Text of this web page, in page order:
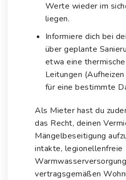
Werte wieder im
liegen.
Informiere dich bei
über geplante
etwa eine
Leitungen
für eine bestimmte
Als Mieter hast du
das Recht, deinen
Mängelbeseitigung
intakte, legionellenfreie
vertragsgemäßen